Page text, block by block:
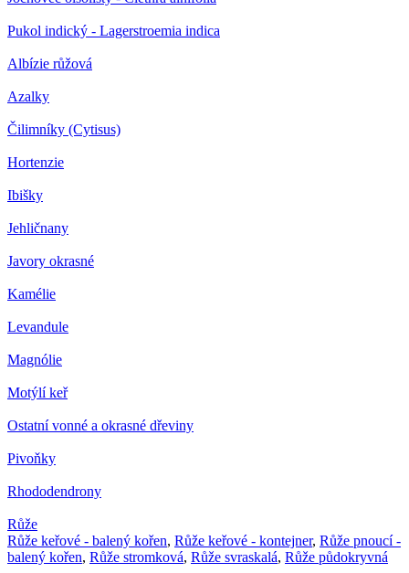
Pukol indický - Lagerstroemia indica
Albízie růžová
Azalky
Čilimníky (Cytisus)
Hortenzie
Ibišky
Jehličnany
Javory okrasné
Kamélie
Levandule
Magnólie
Motýlí keř
Ostatní vonné a okrasné dřeviny
Pivoňky
Rhododendrony
Růže
Růže keřové - balený kořen, Růže keřové - kontejner, Růže pnoucí -
balený kořen, Růže stromková, Růže svraskalá, Růže půdokryvná